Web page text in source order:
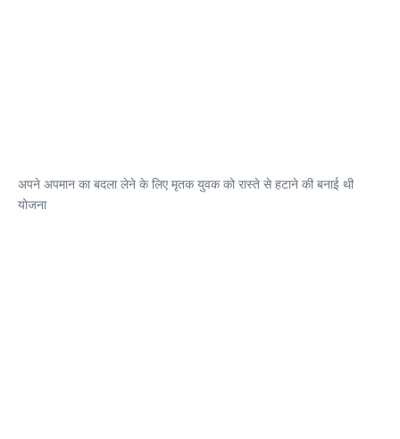
अपने अपमान का बदला लेने के लिए मृतक युवक को रास्ते से हटाने की बनाई थी
योजना